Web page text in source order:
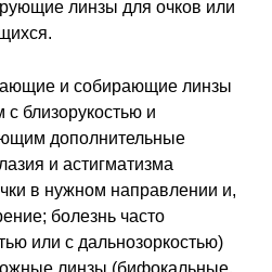
линзы для очков или
и собирающие линзы
близорукостью и
дополнительные
и астигматизма
в нужном направлении и,
болезнь часто
или с дальнозоркостью)
линзы (бифокальные,